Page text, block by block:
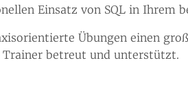
Einsatz von SQL in Ihrem
Übungen einen
betreut und unterstützt.